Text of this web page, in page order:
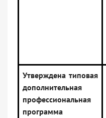
Утверждена типовая
дополнительная
профессиональная
программа